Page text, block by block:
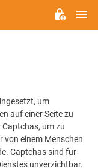
um
auf einer Seite zu
Captchas, um zu
von einem Menschen
Captchas sind für
unverzichtbar.